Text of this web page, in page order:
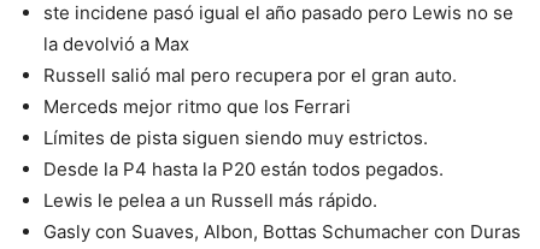
ste incidene pasó igual el año pasado pero Lewis no se
la devolvió a Max
Russell salió mal pero recupera por el gran auto.
Merceds mejor ritmo que los Ferrari
Límites de pista siguen siendo muy estrictos.
Desde la P4 hasta la P20 están todos pegados.
Lewis le pelea a un Russell más rápido.
Gasly con Suaves, Albon, Bottas Schumacher con Duras